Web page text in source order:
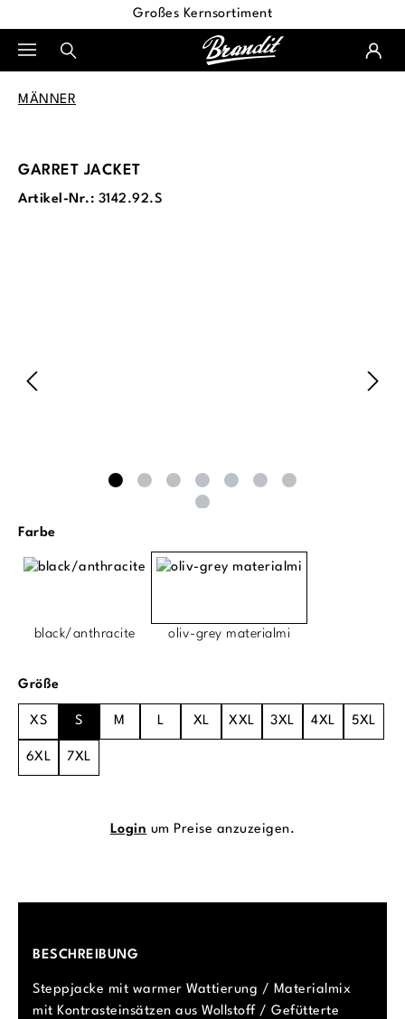
Großes Kernsortiment
MÄNNER
GARRET JACKET
Artikel-Nr.: 3142.92.S
Farbeauswählen
black/anthracite oliv-grey materialmi
Größeauswählen
XS S M L XL XXL 3XL 4XL 5XL
6XL 7XL
Login um Preise anzuzeigen.
BESCHREIBUNG
Steppjacke mit warmer Wattierung / Materialmix
mit Kontrasteinsätzen aus Wollstoff / Gefütterte